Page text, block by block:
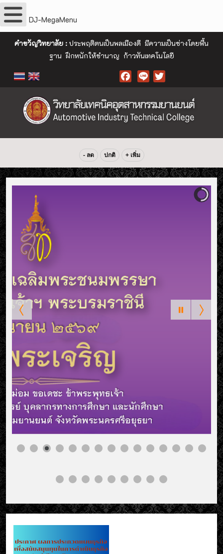
DJ-MegaMenu
คำขวัญวิทยาลัย : ประพฤติตนเป็นพลเมืองดี มีความเป็นช่างโดยพื้น
ฐาน ฝึกหนักให้ชำนาญ ก้าวทันเทคโนโลยี
- ลด ปกติ + เพิ่ม